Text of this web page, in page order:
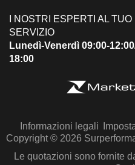
I NOSTRI ESPERTI AL TUO
SERVIZIO
Lunedì-Venerdì 09:00-
18:00
Informazioni legali
Copyright © 2026
Le quotazioni sono fornite